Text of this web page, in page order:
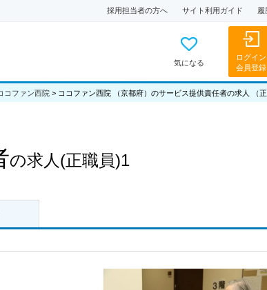
採用担当者の方へ サイト利用ガイド 履
気になる
ログイン
会員登録
コファン西院 > ココファン西院 （京都府）のサービス提供責任者の求人 （
の求人 (正職員)1